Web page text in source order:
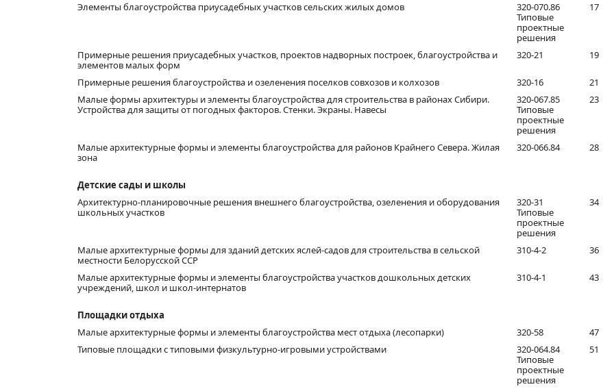
Элементы благоустройства приусадебных участков сельских жилых домов
320-070.86
Типовые
проектные
решения
17
Примерные решения приусадебных участков, проектов надворных построек, благоустройства и
элементов малых форм
320-21 19
Примерные решения благоустройства и озеленения поселков совхозов и колхозов 320-16
21
Малые формы архитектуры и элементы благоустройства для строительства в районах Сибири.
Устройства для защиты от погодных факторов. Стенки. Экраны. Навесы
320-067.85
Типовые
проектные
решения
23
Малые архитектурные формы и элементы благоустройства для районов Крайнего Севера. Жилая
зона
320-066.84 28
Детские сады и школы
Архитектурно-планировочные решения внешнего благоустройства, озеленения и оборудования
школьных участков
320-31
Типовые
проектные
решения
34
Малые архитектурные формы для зданий детских яслей-садов для строительства в сельской
местности Белорусской ССР
310-4-2 36
Малые архитектурные формы и элементы благоустройства участков дошкольных детских
учреждений, школ и школ-интернатов
310-4-1 43
Площадки отдыха
Малые архитектурные формы и элементы благоустройства мест отдыха (лесопарки)
320-58
47
Типовые площадки с типовыми физкультурно-игровыми устройствами
320-064.84
Типовые
проектные
решения
51